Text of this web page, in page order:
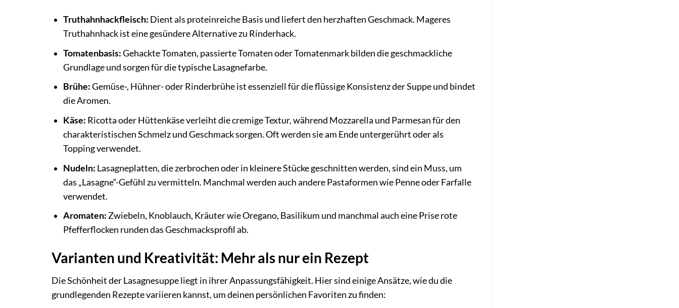
Truthahnhackfleisch: Dient als proteinreiche Basis und liefert den herzhaften Geschmack. Mageres
Truthahnhack ist eine gesündere Alternative zu Rinderhack.
Tomatenbasis:Gehackte Tomaten, passierte Tomaten oder Tomatenmark bilden die geschmackliche
Grundlage und sorgen für die typische Lasagnefarbe.
Brühe:Gemüse-, Hühner- oder Rinderbrühe ist essenziell für die flüssige Konsistenz der Suppe und bindet
die Aromen.
Käse: Ricotta oder Hüttenkäse verleiht die cremige Textur, während Mozzarella und Parmesan für den
charakteristischen Schmelz und Geschmack sorgen. Oft werden sie am Ende untergerührt oder als
Topping verwendet.
Nudeln: Lasagneplatten, die zerbrochen oder in kleinere Stücke geschnitten werden, sind ein Muss, um
das „Lasagne“-Gefühl zu vermitteln. Manchmal werden auch andere Pastaformen wie Penne oder Farfalle
verwendet.
Aromaten: Zwiebeln, Knoblauch, Kräuter wie Oregano, Basilikum und manchmal auch eine Prise rote
Pfefferflocken runden das Geschmacksprofil ab.
Varianten und Kreativität: Mehr als nur ein Rezept
Die Schönheit der Lasagnesuppe liegt in ihrer Anpassungsfähigkeit. Hier sind einige Ansätze, wie du die
grundlegenden Rezepte variieren kannst, um deinen persönlichen Favoriten zu finden: